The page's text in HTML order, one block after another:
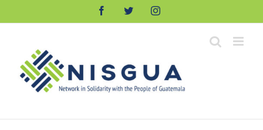
FacebookTwitterInstagram